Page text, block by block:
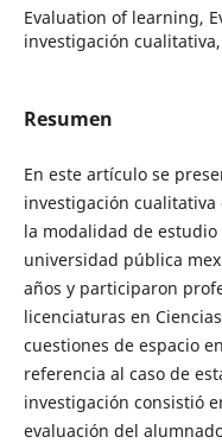
Evaluation of learning,
investigación
Resumen
En este artículo se
investigación
la modalidad de estudio
universidad pública
años y participaron
licenciaturas en
cuestiones de espacio
referencia al caso de
investigación consistió
evaluación del